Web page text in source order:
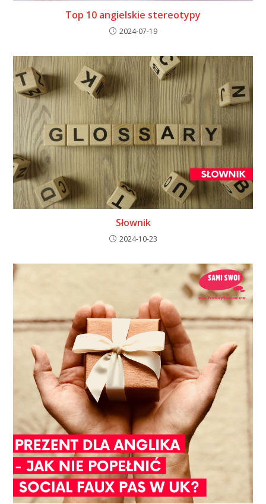
Top 10 angielskie stereotypy
2024-07-19
Słownik
2024-10-23